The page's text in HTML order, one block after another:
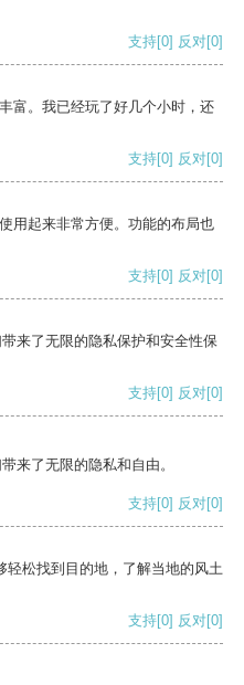
支持[0] 反对[0]
富。我已经玩了好几个小时，还
支持[0] 反对[0]
用起来非常方便。功能的布局也
支持[0] 反对[0]
来了无限的隐私保护和安全性保
支持[0] 反对[0]
来了无限的隐私和自由。
支持[0] 反对[0]
轻松找到目的地，了解当地的风土
支持[0] 反对[0]